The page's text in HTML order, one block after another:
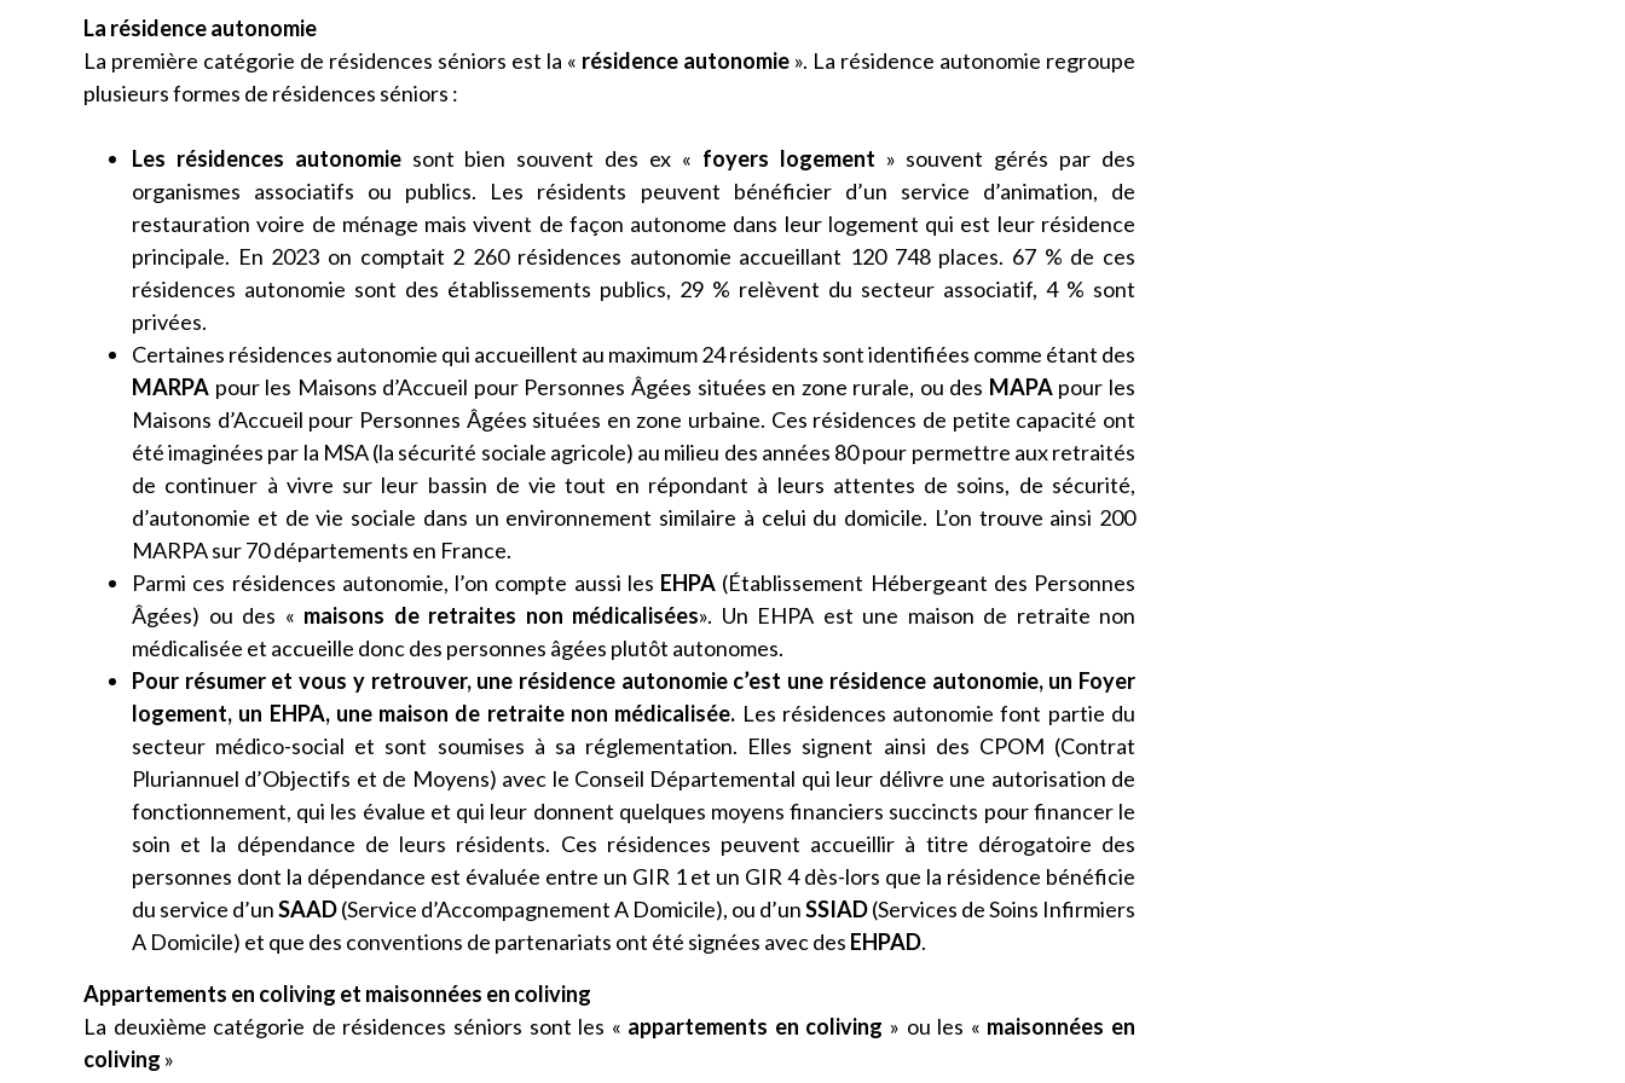
La résidence autonomie
La première catégorie de résidences séniors est la « résidence autonomie ». La résidence autonomie regroupe
plusieurs formes de résidences séniors :
Les résidences autonomiesont bien souvent des ex « foyers logement » souvent gérés par des
organismes associatifs ou publics. Les résidents peuvent bénéficier d’un service d’animation, de
restauration voire de ménage mais vivent de façon autonome dans leur logement qui est leur résidence
principale. En 2023 on comptait 2 260 résidences autonomie accueillant 120 748 places. 67 % de ces
résidences autonomie sont des établissements publics, 29 % relèvent du secteur associatif, 4 % sont
privées.
Certaines résidences autonomie qui accueillent au maximum 24 résidents sont identifiées comme étant des
MARPA pour les Maisons d’Accueil pour Personnes Âgées situées en zone rurale, ou des MAPApour les
Maisons d’Accueil pour Personnes Âgées situées en zone urbaine. Ces résidences de petite capacité ont
été imaginées par la MSA (la sécurité sociale agricole) au milieu des années 80 pour permettre aux retraités
de continuer à vivre sur leur bassin de vie tout en répondant à leurs attentes de soins, de sécurité,
d’autonomie et de vie sociale dans un environnement similaire à celui du domicile. L’on trouve ainsi 200
MARPA sur 70 départements en France.
Parmi ces résidences autonomie, l’on compte aussi les EHPA (Établissement Hébergeant des Personnes
Âgées) ou des « maisons de retraites non médicalisées». Un EHPA est une maison de retraite non
médicalisée et accueille donc des personnes âgées plutôt autonomes.
Pour résumer et vous y retrouver, une résidence autonomie c’est une résidence autonomie, un Foyer
logement, un EHPA, une maison de retraite non médicalisée. Les résidences autonomie font partie du
secteur médico-social et sont soumises à sa réglementation. Elles signent ainsi des CPOM (Contrat
Pluriannuel d’Objectifs et de Moyens) avec le Conseil Départemental qui leur délivre une autorisation de
fonctionnement, qui les évalue et qui leur donnent quelques moyens financiers succincts pour financer le
soin et la dépendance de leurs résidents. Ces résidences peuvent accueillir à titre dérogatoire des
personnes dont la dépendance est évaluée entre un GIR 1 et un GIR 4 dès-lors que la résidence bénéficie
du service d’unSAAD(Service d’Accompagnement A Domicile), ou d’unSSIAD(Services de Soins Infirmiers
A Domicile) et que des conventions de partenariats ont été signées avec des EHPAD.
Appartements en coliving et maisonnées en coliving
La deuxième catégorie de résidences séniors sont les « appartements en coliving » ou les « maisonnées en
coliving »